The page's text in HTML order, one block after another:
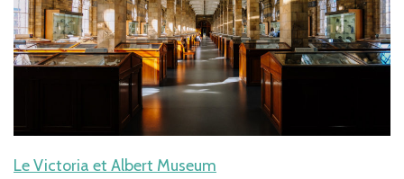
Le Victoria et Albert Museum